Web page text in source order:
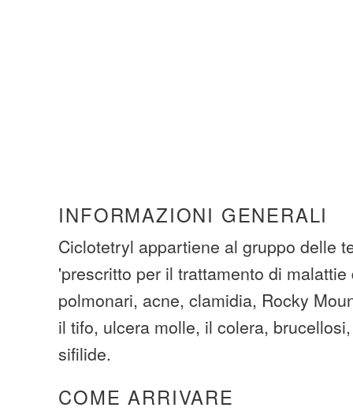
INFORMAZIONI GENERALI
Ciclotetryl appartiene al gruppo delle
'prescritto per il trattamento di
polmonari, acne, clamidia, Rocky
il tifo, ulcera molle, il colera,
sifilide.
COME ARRIVARE